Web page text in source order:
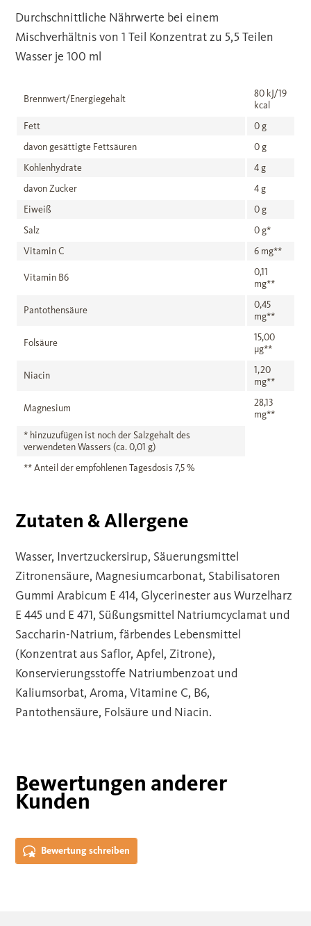
Durchschnittliche Nährwerte bei einem
Mischverhältnis von 1 Teil Konzentrat zu 5,5 Teilen
Wasser je 100 ml
Brennwert/Energiegehalt
80 kJ/19
kcal
Fett
0 g
davon gesättigte Fettsäuren
0 g
Kohlenhydrate
4 g
davon Zucker
4 g
Eiweiß
0 g
Salz
0 g*
Vitamin C
6 mg**
Vitamin B6
0,11
mg**
Pantothensäure
0,45
mg**
Folsäure
15,00
µg**
Niacin
1,20
mg**
Magnesium
28,13
mg**
* hinzuzufügen ist noch der Salzgehalt des
verwendeten Wassers (ca. 0,01 g)
** Anteil der empfohlenen Tagesdosis 7,5 %
Zutaten & Allergene
Wasser, Invertzuckersirup, Säuerungsmittel
Zitronensäure, Magnesiumcarbonat, Stabilisatoren
Gummi Arabicum E 414, Glycerinester aus Wurzelharz
E 445 und E 471, Süßungsmittel Natriumcyclamat und
Saccharin-Natrium, färbendes Lebensmittel
(Konzentrat aus Saflor, Apfel, Zitrone),
Konservierungsstoffe Natriumbenzoat und
Kaliumsorbat, Aroma, Vitamine C, B6,
Pantothensäure, Folsäure und Niacin.
Bewertungen anderer
Kunden
Bewertung schreiben